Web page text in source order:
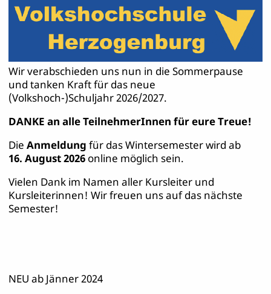
Wir verabschieden uns nun in die Sommerpause
und tanken Kraft für das neue
(Volkshoch-)Schuljahr 2026/2027.
DANKE an alle TeilnehmerInnen für eure Treue!
DieAnmeldung für das Wintersemester wird ab
16. August 2026 online möglich sein.
Vielen Dank im Namen aller Kursleiter und
Kursleiterinnen! Wir freuen uns auf das nächste
Semester!
NEU ab Jänner 2024